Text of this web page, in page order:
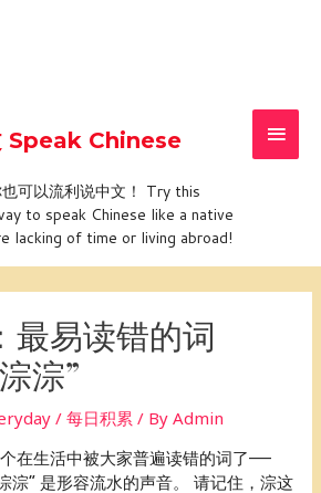
Speak Chinese
可以流利说中文！ Try this
to speak Chinese like a native
lacking of time or living abroad!
最易读错的词
淙”
/ 每日积累 / ByAdmin
在生活中被大家普遍读错的词了——
淙” 是形容流水的声音。 请记住，淙这